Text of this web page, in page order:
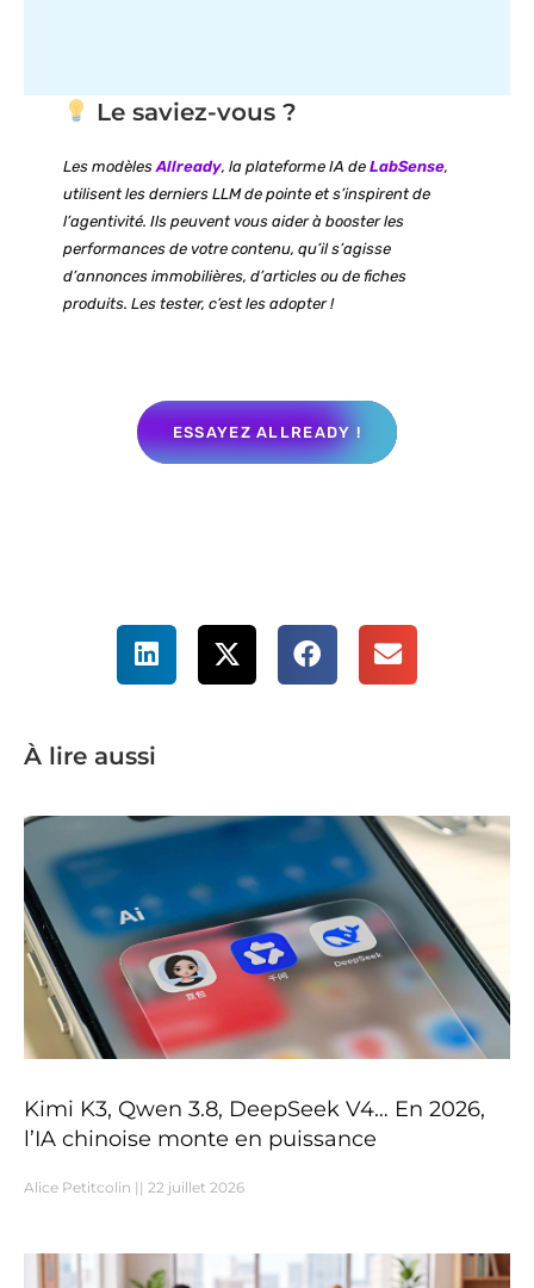
Le saviez-vous ?
Les modèlesAllready, la plateforme IA de LabSense,
utilisent les derniers LLM de pointe et s’inspirent de
l’agentivité. Ils peuvent vous aider à booster les
performances de votre contenu, qu’il s’agisse
d’annonces immobilières, d’articles ou de fiches
produits. Les tester, c’est les adopter !
ESSAYEZ ALLREADY !
À lire aussi
Kimi K3, Qwen 3.8, DeepSeek V4… En 2026,
l’IA chinoise monte en puissance
Alice Petitcolin 22 juillet 2026